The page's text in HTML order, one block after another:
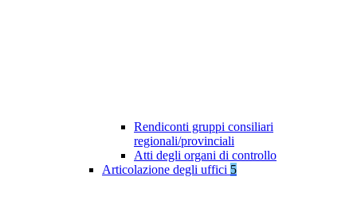
Rendiconti gruppi consiliari
regionali/provinciali
Atti degli organi di controllo
Articolazione degli uffici 5